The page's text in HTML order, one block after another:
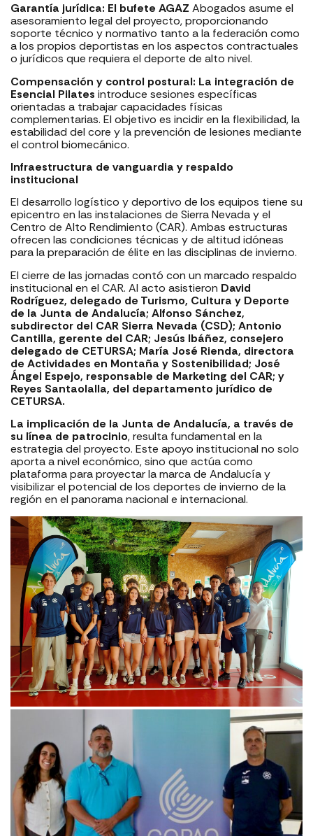
Garantía jurídica: El bufete AGAZ Abogados asume el
asesoramiento legal del proyecto, proporcionando
soporte técnico y normativo tanto a la federación como
a los propios deportistas en los aspectos contractuales
o jurídicos que requiera el deporte de alto nivel.
Compensación y control postural: La integración de
Esencial Pilates introduce sesiones específicas
orientadas a trabajar capacidades físicas
complementarias. El objetivo es incidir en la flexibilidad, la
estabilidad del core y la prevención de lesiones mediante
el control biomecánico.
Infraestructura de vanguardia y respaldo
institucional
El desarrollo logístico y deportivo de los equipos tiene su
epicentro en las instalaciones de Sierra Nevada y el
Centro de Alto Rendimiento (CAR). Ambas estructuras
ofrecen las condiciones técnicas y de altitud idóneas
para la preparación de élite en las disciplinas de invierno.
El cierre de las jornadas contó con un marcado respaldo
institucional en el CAR. Al acto asistieron David
Rodríguez, delegado de Turismo, Cultura y Deporte
de la Junta de Andalucía; Alfonso Sánchez,
subdirector del CAR Sierra Nevada (CSD); Antonio
Cantilla, gerente del CAR; Jesús Ibáñez, consejero
delegado de CETURSA; María José Rienda, directora
de Actividades en Montaña y Sostenibilidad; José
Ángel Espejo, responsable de Marketing del CAR; y
Reyes Santaolalla, del departamento jurídico de
CETURSA.
La implicación de la Junta de Andalucía, a través de
su línea de patrocinio, resulta fundamental en la
estrategia del proyecto. Este apoyo institucional no solo
aporta a nivel económico, sino que actúa como
plataforma para proyectar la marca de Andalucía y
visibilizar el potencial de los deportes de invierno de la
región en el panorama nacional e internacional.